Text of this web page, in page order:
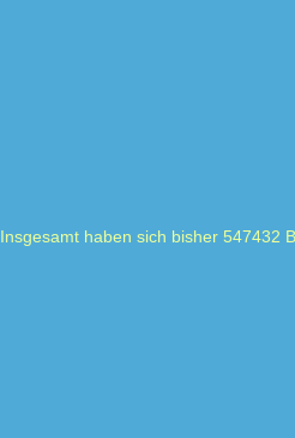
Insgesamt haben sich bisher 547432